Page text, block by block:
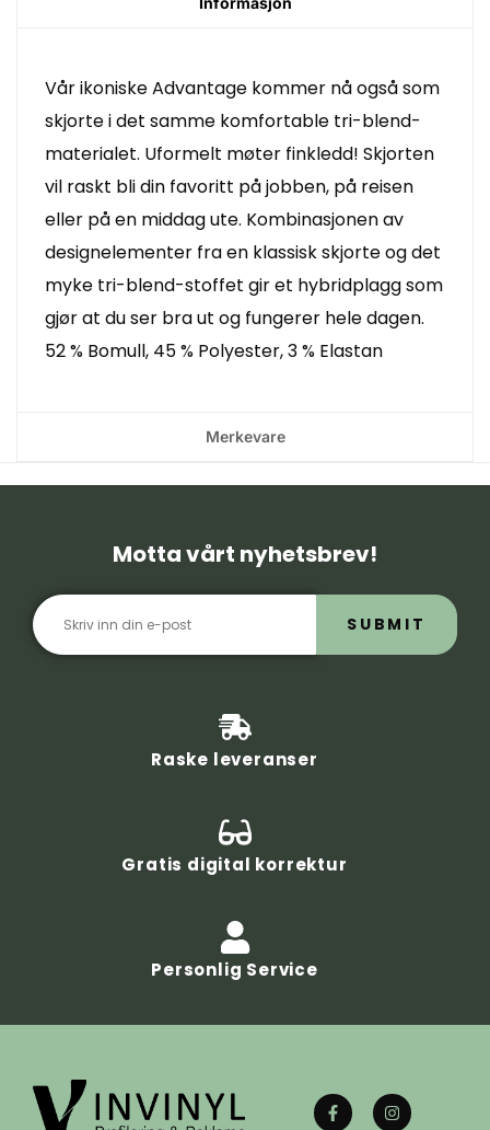
Vår ikoniske Advantage kommer nå også som
skjorte i det samme komfortable tri-blend-
materialet. Uformelt møter finkledd! Skjorten
vil raskt bli din favoritt på jobben, på reisen
eller på en middag ute. Kombinasjonen av
designelementer fra en klassisk skjorte og det
myke tri-blend-stoffet gir et hybridplagg som
gjør at du ser bra ut og fungerer hele dagen.
52 % Bomull, 45 % Polyester, 3 % Elastan
Merkevare
Motta vårt nyhetsbrev!
SUBMIT
Raske leveranser
Gratis digital korrektur
Personlig Service